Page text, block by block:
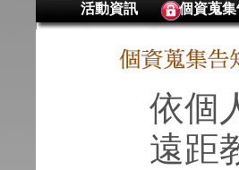
活動資訊 個資蒐
依個
遠距